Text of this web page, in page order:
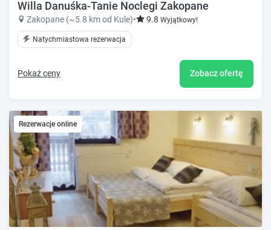
Willa Danuśka-Tanie Noclegi Zakopane
Zakopane (~5.8 km od Kule)• 9.8 Wyjątkowy!
Natychmiastowa rezerwacja
Pokaż ceny Zobacz ofertę
Rezerwacje online